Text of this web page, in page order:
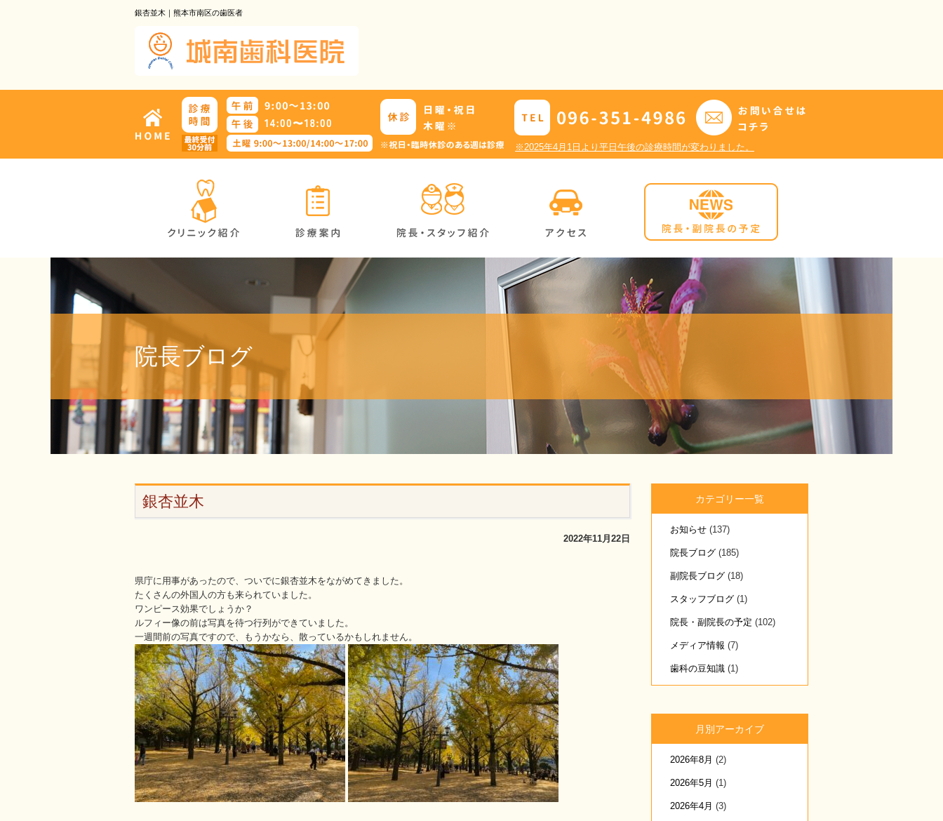
銀杏並木｜熊本市南区の歯医者
※2025年4月1日より平日午後の診療時間が変わりました。
院長ブログ
銀杏並木
2022年11月22日
県庁に用事があったので、ついでに銀杏並木をながめてきました。
たくさんの外国人の方も来られていました。
ワンピース効果でしょうか？
ルフィー像の前は写真を待つ行列ができていました。
一週間前の写真ですので、もうかなら、散っているかもしれません。
カテゴリー一覧
お知らせ (137)
院長ブログ (185)
副院長ブログ (18)
スタッフブログ (1)
院長・副院長の予定 (102)
メディア情報 (7)
歯科の豆知識 (1)
月別アーカイブ
2026年8月 (2)
2026年5月 (1)
2026年4月 (3)